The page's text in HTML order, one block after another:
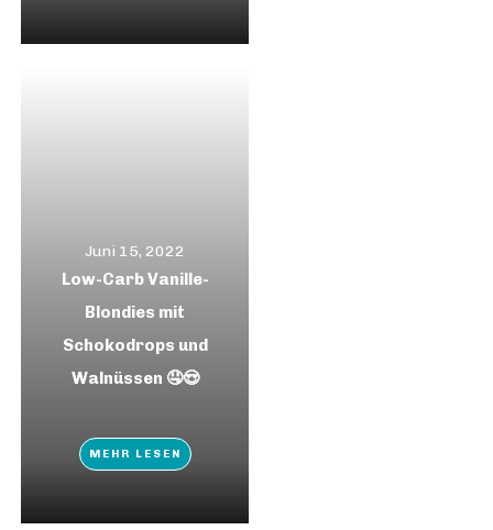
Juni 15, 2022
Low-Carb Vanille-
Blondies mit
Schokodrops und
Walnüssen 🤤😍
MEHR LESEN